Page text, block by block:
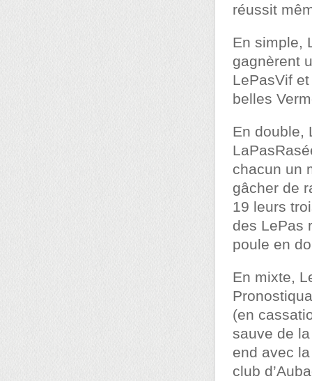
réussit
En simple,
gagnèrent
LePasVif
belles
En double,
chacun un
gâcher de
19 leurs
des LePas
poule en
En mixte,
(en
sauve de
end avec
club